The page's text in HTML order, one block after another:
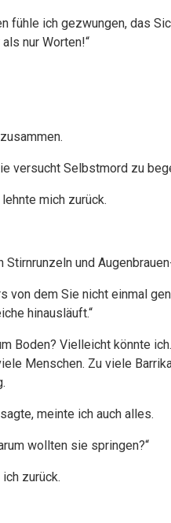
fühle ich gezwungen, das
nur Worten!“
versucht Selbstmord zu
mich zurück.
und
von dem Sie nicht einmal
hinausläuft.“
Boden? Vielleicht könnte
Menschen. Zu viele
meinte ich auch alles.
wollten sie springen?“
zurück.